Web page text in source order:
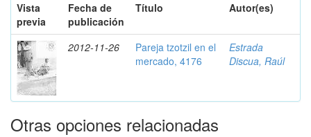
Vista
previa
Fecha de
publicación
Título Autor(es)
2012-11-26
Pareja tzotzil en el
mercado, 4176
Estrada
Discua, Raúl
Otras opciones relacionadas